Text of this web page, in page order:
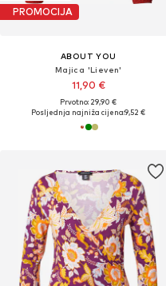
PROMOCIJA
ABOUT YOU
Majica 'Lieven'
11,90 €
Prvotno: 29,90 €
Posljednja najniža cijena:9,52 €